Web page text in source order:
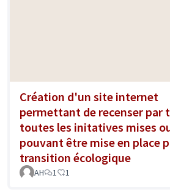
Création d'un site internet
permettant de recenser par
toutes les initatives mises
pouvant être mise en place
transition écologique
AH 1 1